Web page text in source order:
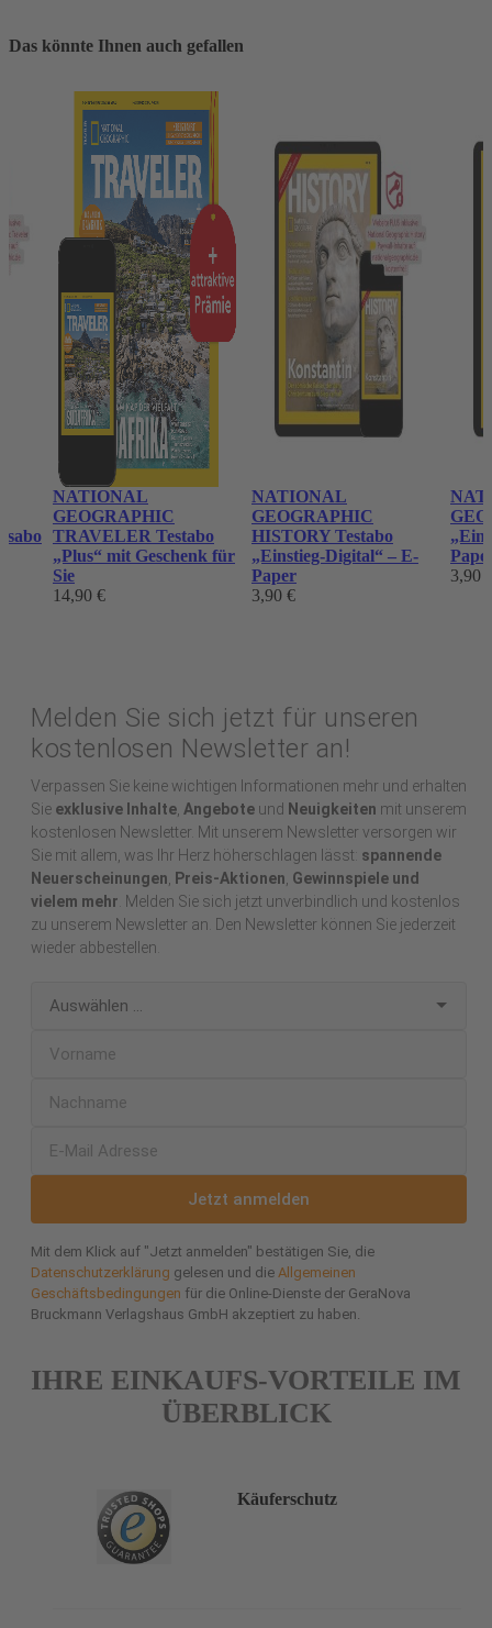
Das könnte Ihnen auch gefallen
NATIONAL
GEOGRAPHIC
TRAVELER Testabo
„Plus“ mit Geschenk für
Sie
14,90 €
NATIONAL
GEOGRAPHIC
HISTORY Testabo
„Einstieg-Digital“ – E-
Paper
3,90 €
3,90
Melden Sie sich jetzt für unseren
kostenlosen Newsletter an!
Verpassen Sie keine wichtigen Informationen mehr und erhalten
Sie exklusive Inhalte, Angebote und Neuigkeiten mit unserem
kostenlosen Newsletter. Mit unserem Newsletter versorgen wir
Sie mit allem, was Ihr Herz höherschlagen lässt: spannende
Neuerscheinungen, Preis-Aktionen, Gewinnspiele und
vielem mehr . Melden Sie sich jetzt unverbindlich und kostenlos
zu unserem Newsletter an. Den Newsletter können Sie jederzeit
wieder abbestellen.
Jetzt anmelden
Mit dem Klick auf "Jetzt anmelden" bestätigen Sie, die
Datenschutzerklärung gelesen und die Allgemeinen
Geschäftsbedingungen für die Online-Dienste der GeraNova
Bruckmann Verlagshaus GmbH akzeptiert zu haben.
IHRE EINKAUFS-VORTEILE IM
ÜBERBLICK
Käuferschutz